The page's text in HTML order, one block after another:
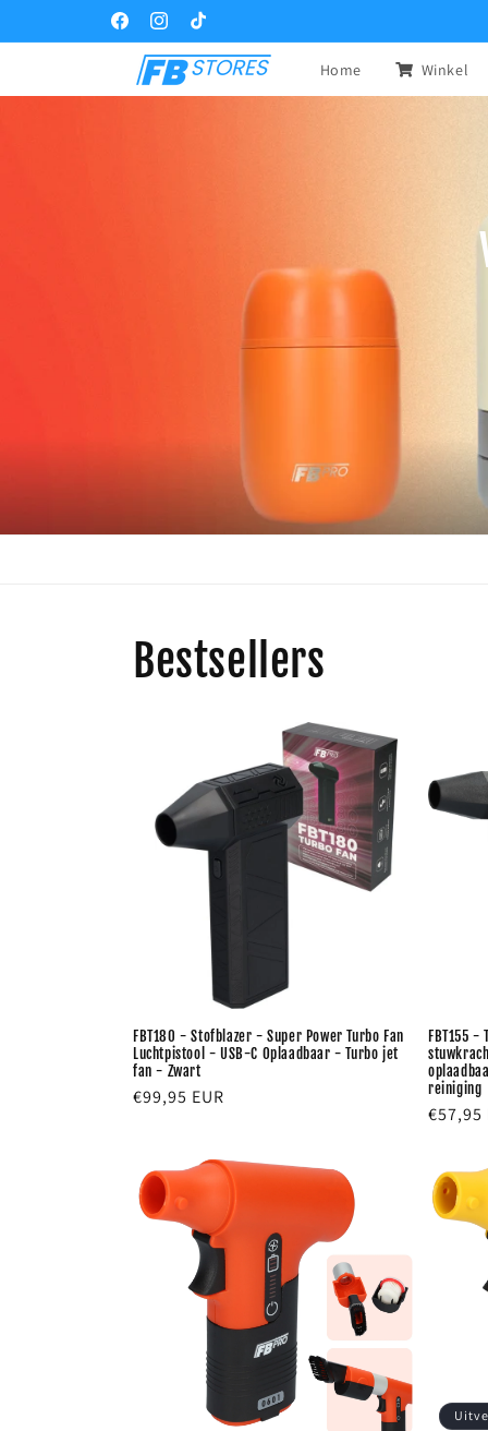
content
FacebookInstagram
TikTok
Home Winkel
Bestsellers
FBT180 - Stofblazer - Super Power Turbo Fan
Luchtpistool - USB-C Oplaadbaar - Turbo jet
fan - Zwart
Normale
€99,95 EUR
FBT155
reiniging
€57,95